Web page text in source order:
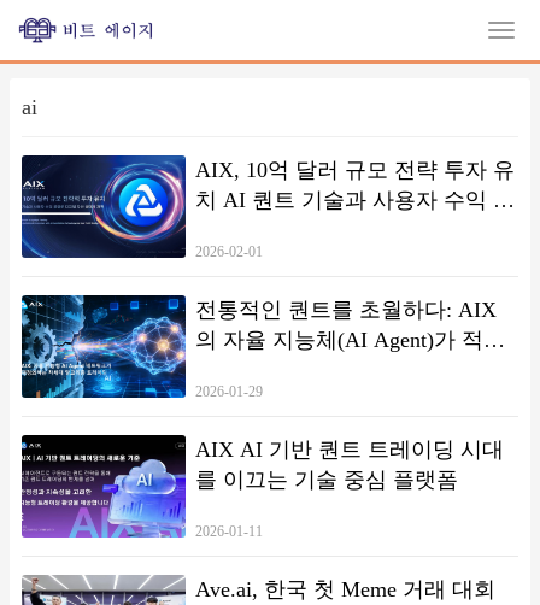
ai
AIX, 10억 달러 규모 전략 투자 유
치 AI 퀀트 기술과 사용자 수익 공
2026-02-01
전통적인 퀀트를 초월하다: AIX
의 자율 지능체(AI Agent)가 적응
2026-01-29
AIX AI 기반 퀀트 트레이딩 시대
를 이끄는 기술 중심 플랫폼
2026-01-11
Ave.ai, 한국 첫 Meme 거래 대회